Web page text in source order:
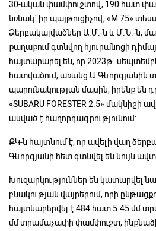
30-ական փամփուշտով, 190 հատ
նռնակ` իր պայթուցիչով, «M 75»
Ձերբակալվածներ Ա.Մ.-ն և Մ.Ն.-ն,
քաղաքում գտնվող հյուրանոցի
հայտարարել են, որ 2023թ.
հատվածում, առանց Ա.Գևորգյանին
պարունակության մասին, իրենք են
«SUBARU FORESTER 2.5» մակնիշի
ասված է հաղորդագրությունում:
ՔԿ-ն հայտնում է, որ ավելի վաղ
Գևորգյանի հետ գտնվել են նույն
Խուզարկություններ են կատարվել
բնակության վայրերում, որի
հայտնաբերվել է 484 հատ 5.45 մմ
մմ տրամաչափի փամփուշտ,